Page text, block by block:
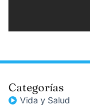
Categorías
Vida y Salud